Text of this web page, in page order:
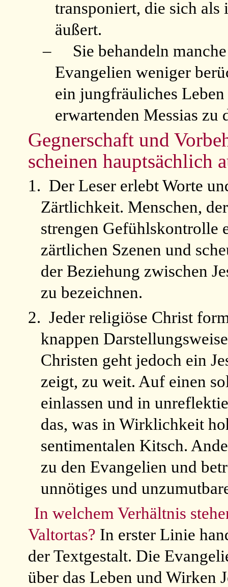
transponiert, die sich
äußert.
–
Sie behandeln
Evangelien weniger
ein jungfräuliches
erwartenden Messias zu
Gegnerschaft und
scheinen hauptsächlich
1. Der Leser erlebt Worte
Zärtlichkeit. Menschen,
strengen Gefühlskontrolle
zärtlichen Szenen und
der Beziehung zwischen
zu bezeichnen.
2. Jeder religiöse Christ
knappen
Christen geht jedoch ein
zeigt, zu weit. Auf einen
einlassen und in
das, was in Wirklichkeit
sentimentalen Kitsch.
zu den Evangelien und
unnötiges und
In welchem Verhältnis
Valtortas? In erster Linie
der Textgestalt. Die
über das Leben und Wirken